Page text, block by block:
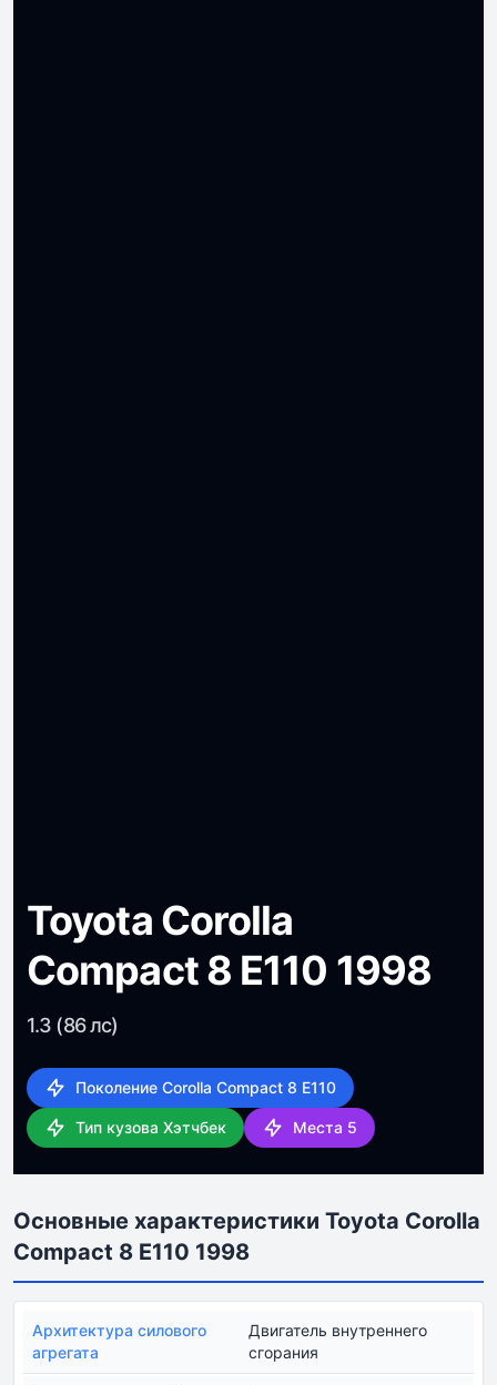
Toyota Corolla
Compact 8 E110 1998
1.3 (86 лс)
Поколение Corolla Compact 8 E110
Тип кузова Хэтчбек Места 5
Основные характеристики Toyota Corolla
Compact 8 E110 1998
Архитектура силового
агрегата
Двигатель внутреннего
сгорания